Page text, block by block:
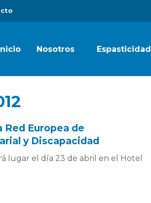
Nosotros Espasticidad
Europea de
y Discapacidad
lugar el día 23 de abril en el Hotel